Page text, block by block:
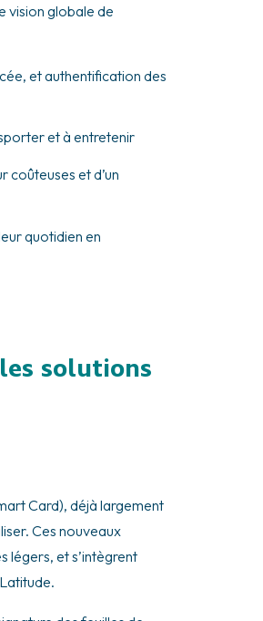
vision globale de
et authentification des
et à entretenir
coûteuses et d’un
quotidien en
solutions
Card), déjà largement
Ces nouveaux
légers, et s’intègrent